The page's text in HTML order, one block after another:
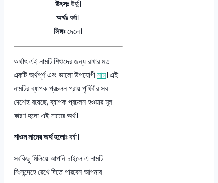
উৎসঃউর্দু।
অর্থঃবর্ষা।
লিঙ্গঃছেলে।
অর্থাৎ এই নামটি শিশুদের জন্য রাখার মত
একটি অর্থপূর্ণ এবং ভালো উপযোগীনাম। এই
নামটির ব্যাপক প্রচলন প্রায় পৃথিবীর সব
দেশেই রয়েছে, ব্যাপক প্রচলন হওয়ার মূল
কারণ হলো এই নামের অর্থ।
শাওন নামের অর্থ হলোঃবর্ষা।
সবকিছু মিলিয়ে আপনি চাইলে এ নামটি
নিঃসন্দেহে রেখে দিতে পারবেন আপনার